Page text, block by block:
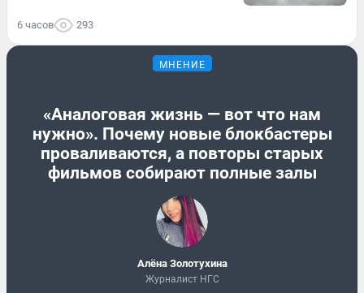
6 часов 293
МНЕНИЕ
«Аналоговая жизнь — вот что нам
нужно». Почему новые блокбастеры
проваливаются, а повторы старых
фильмов собирают полные залы
Алёна Золотухина
Журналист НГС